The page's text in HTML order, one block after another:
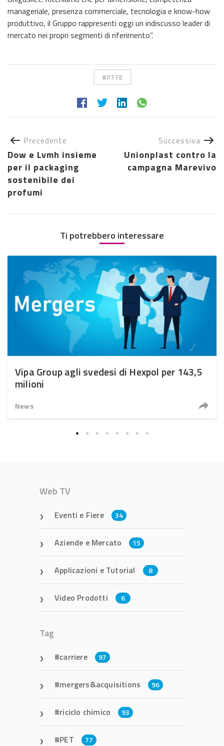
manageriale, presenza commerciale, tecnologia e know-how
produttivo, il Gruppo rappresenti oggi un indiscusso leader di
mercato nei propri segmenti di riferimento”.
PTFE
Precedente
Dow e Lvmh insieme
per il packaging
sostenibile dei
profumi
Successiva
Unionplast contro la
campagna Marevivo
Ti potrebbero interessare
Vipa Group agli svedesi di Hexpol per 143,5
milioni
News
Web TV
Eventi e Fiere 34
Aziende e Mercato 15
Applicazioni e Tutorial 8
Video Prodotti 6
Tag
carriere 97
mergers&acquisitions 96
riciclo chimico 93
PET 77